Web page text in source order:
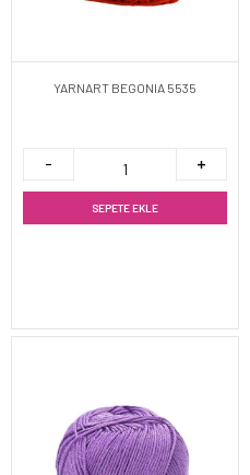
YARNART BEGONIA 5535
SEPETE EKLE